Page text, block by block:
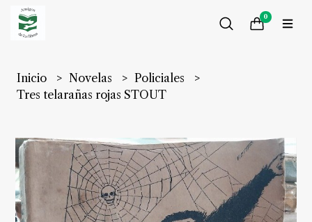
0
Inicio Novelas
Policiales
Tres telarañas rojas STOUT